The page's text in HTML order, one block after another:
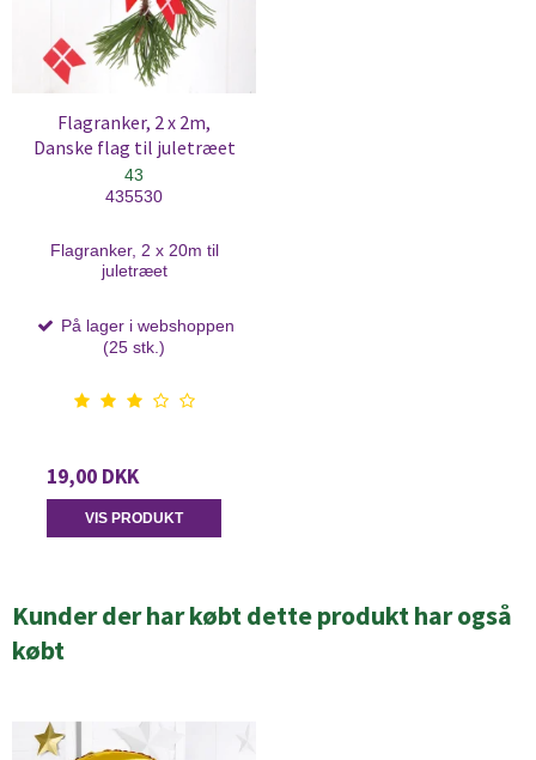
Flagranker, 2 x 2m,
Danske flag til juletræet
43
435530
Flagranker, 2 x 20m til
juletræet
På lager i webshoppen
(25 stk.)
19,00 DKK
VIS PRODUKT
Kunder der har købt dette produkt har også
købt